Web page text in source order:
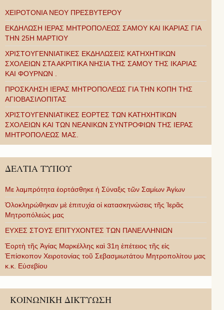
ΧΕΙΡΟΤΟΝΙΑ ΝΕΟΥ ΠΡΕΣΒΥΤΕΡΟΥ
ΕΚΔΗΛΩΣΗ ΙΕΡΑΣ ΜΗΤΡΟΠΟΛΕΩΣ ΣΑΜΟΥ ΚΑΙ ΙΚΑΡΙΑΣ ΓΙΑ
ΤΗΝ 25Η ΜΑΡΤΙΟΥ
ΧΡΙΣΤΟΥΓΕΝΝΙΑΤΙΚΕΣ ΕΚΔΗΛΩΣΕΙΣ ΚΑΤΗΧΗΤΙΚΩΝ
ΣΧΟΛΕΙΩΝ ΣΤΑ ΑΚΡΙΤΙΚΑ ΝΗΣΙΑ ΤΗΣ ΣΑΜΟΥ ΤΗΣ ΙΚΑΡΙΑΣ
ΚΑΙ ΦΟΥΡΝΩΝ .
ΠΡΟΣΚΛΗΣΗ ΙΕΡΑΣ ΜΗΤΡΟΠΟΛΕΩΣ ΓΙΑ ΤΗΝ ΚΟΠΗ ΤΗΣ
ΑΓΙΟΒΑΣΙΛΟΠΙΤΑΣ
ΧΡΙΣΤΟΥΓΕΝΝΙΑΤΙΚΕΣ ΕΟΡΤΕΣ ΤΩΝ ΚΑΤΗΧΗΤΙΚΩΝ
ΣΧΟΛΕΙΩΝ ΚΑΙ ΤΩΝ ΝΕΑΝΙΚΩΝ ΣΥΝΤΡΟΦΙΩΝ ΤΗΣ ΙΕΡΑΣ
ΜΗΤΡΟΠΟΛΕΩΣ ΜΑΣ.
ΔΕΛΤΙΑ ΤΥΠΟΥ
Με λαμπρότητα ἑορτάσθηκε ἡ Σύναξις τῶν Σαμίων Ἁγίων
Ὁλοκληρώθηκαν μὲ ἐπιτυχία οἱ κατασκηνώσεις τῆς Ἱερᾶς
Μητροπόλεώς μας
ΕΥΧΕΣ ΣΤΟΥΣ ΕΠΙΤΥΧΟΝΤΕΣ ΤΩΝ ΠΑΝΕΛΛΗΝΙΩΝ
Ἑορτὴ τῆς Ἁγίας Μαρκέλλης καὶ 31η ἐπέτειος τῆς εἰς
Ἐπίσκοπον Χειροτονίας τοῦ Σεβασμιωτάτου Μητροπολίτου μας
κ.κ. Εὐσεβίου
ΚΟΙΝΩΝΙΚΗ ΔΙΚΤΥΩΣΗ